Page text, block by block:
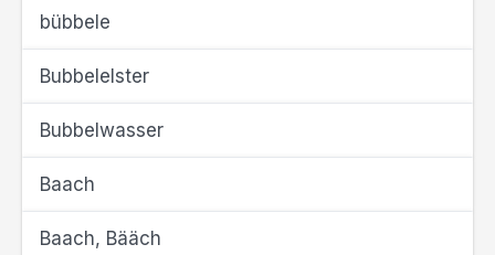
bübbele
Bubbelelster
Bubbelwasser
Baach
Baach, Bääch